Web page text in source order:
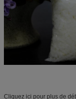
Cliquez ici pour plus de